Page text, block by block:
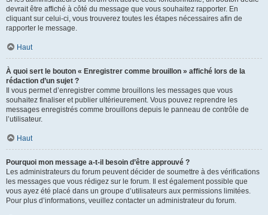
devrait être affiché à côté du message que vous souhaitez rapporter. En
cliquant sur celui-ci, vous trouverez toutes les étapes nécessaires afin de
rapporter le message.
Haut
À quoi sert le bouton « Enregistrer comme brouillon » affiché lors de la
rédaction d’un sujet ?
Il vous permet d’enregistrer comme brouillons les messages que vous
souhaitez finaliser et publier ultérieurement. Vous pouvez reprendre les
messages enregistrés comme brouillons depuis le panneau de contrôle de
l’utilisateur.
Haut
Pourquoi mon message a-t-il besoin d’être approuvé ?
Les administrateurs du forum peuvent décider de soumettre à des vérifications
les messages que vous rédigez sur le forum. Il est également possible que
vous ayez été placé dans un groupe d’utilisateurs aux permissions limitées.
Pour plus d’informations, veuillez contacter un administrateur du forum.